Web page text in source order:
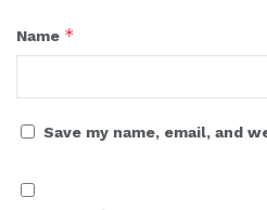
Name *
Save my name, email, and